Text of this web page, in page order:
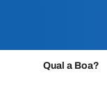
Qual a Boa?